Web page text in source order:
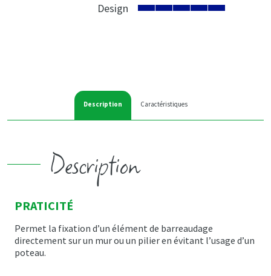
Design
Description Caractéristiques
Description
PRATICITÉ
Permet la fixation d’un élément de barreaudage
directement sur un mur ou un pilier en évitant l’usage d’un
poteau.